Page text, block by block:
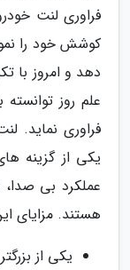
فراوری لنت
کوشش خود را
دهد و امروز با
علم روز
یکی از گزینه
عملکرد بی
هستند. مزایای
یکی از